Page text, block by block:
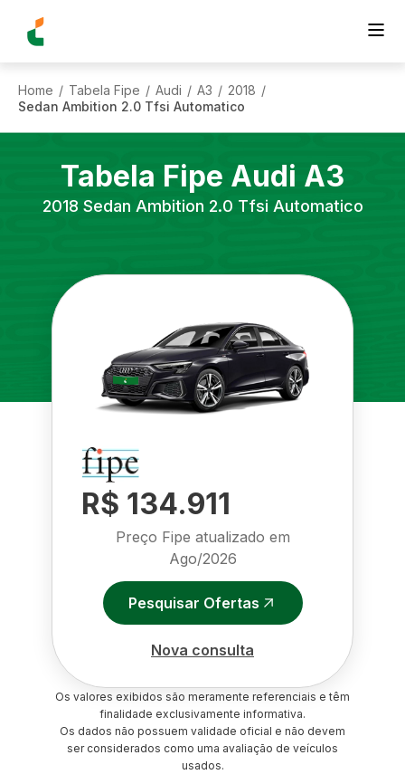
Home / Tabela Fipe / Audi / A3 / 2018 /
Sedan Ambition 2.0 Tfsi Automatico
Tabela Fipe Audi A3
2018 Sedan Ambition 2.0 Tfsi Automatico
R$ 134.911
Preço Fipe atualizado em
Ago/2026
Pesquisar Ofertas
Nova consulta
Os valores exibidos são meramente referenciais e têm
finalidade exclusivamente informativa.
Os dados não possuem validade oficial e não devem
ser considerados como uma avaliação de veículos
usados.